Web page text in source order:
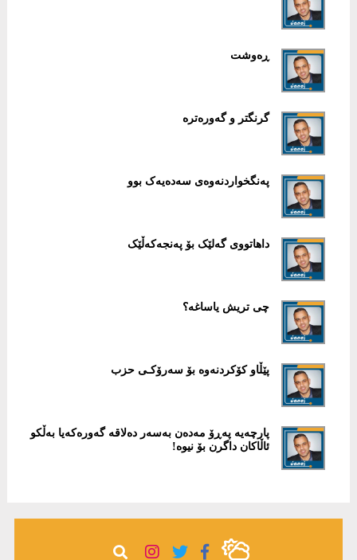
ڕەوشت
گرنگتر و گەورەترە
پەنگخواردنەوەی سەدەیەک بوو
داهاتووی گەلێک بۆ پەنجەکەڵێک
چی تریش یاساغە؟
پێڵاو کۆکردنەوە بۆ سەرۆکـی حزب ​
پارچەیە پەڕۆ مەدەن بەسەر دەلاقە گەورەکەیا بەڵکو
ئاڵاکان داگرن بۆ نیوە!